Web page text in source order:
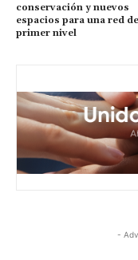
conservación y nuevos
espacios para una red de
primer nivel
-